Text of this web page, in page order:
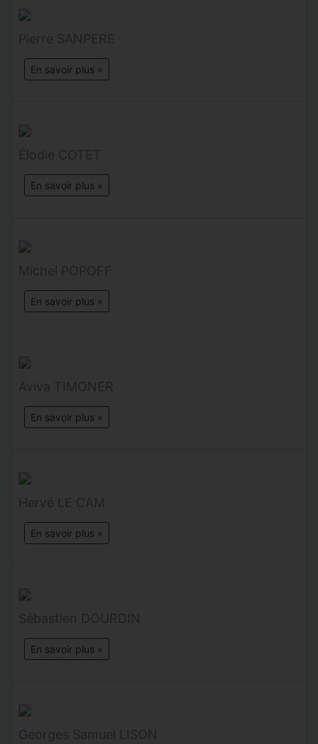
Pierre SANPERE
En savoir plus »
Élodie COTET
En savoir plus »
Michel POPOFF
En savoir plus »
Aviva TIMONER
En savoir plus »
Hervé LE CAM
En savoir plus »
Sébastien DOURDIN
En savoir plus »
Georges Samuel LISON